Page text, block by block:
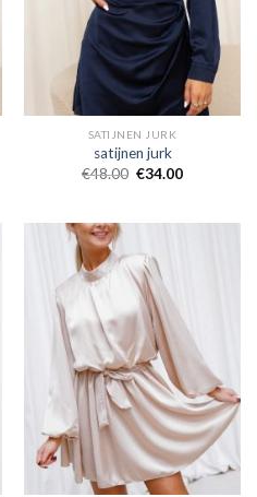
SATIJNEN JURK
satijnen jurk
€48.00 €34.00